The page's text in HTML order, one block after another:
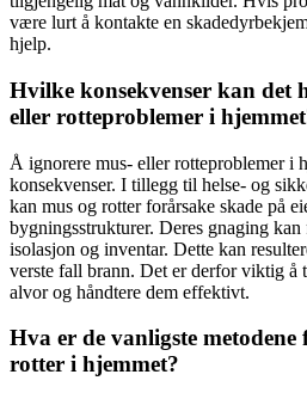
være lurt å kontakte en
hjelp.
Hvilke konsekvenser kan det
eller rotteproblemer i
Å ignorere mus- eller rotteproblemer i
konsekvenser. I tillegg til helse- og
kan mus og rotter forårsake skade på
bygningsstrukturer. Deres gnaging
isolasjon og inventar. Dette kan
verste fall brann. Det er derfor viktig å
alvor og håndtere dem effektivt.
Hva er de vanligste
rotter i hjemmet?